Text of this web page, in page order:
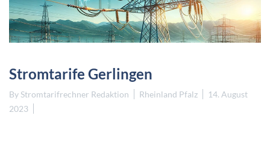
Stromtarife Gerlingen
By Stromtarifrechner Redaktion Rheinland Pfalz
14. August
2023